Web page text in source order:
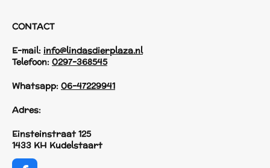
CONTACT
E-mail: info@lindasdierplaza.nl
Telefoon: 0297-368545
Whatsapp: 06-47229941
Adres:
Einsteinstraat 125
1433 KH Kudelstaart